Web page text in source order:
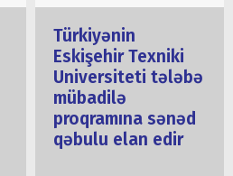
Türkiyənin
Eskişehir Texniki
Universiteti tələbə
mübadilə
proqramına sənəd
qəbulu elan edir